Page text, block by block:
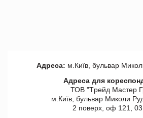
Адреса: м.Київ, бульвар
Адреса для
ТОВ "Tрейд Мастер
м.Київ, бульвар Миколи
2 поверх, оф 121,